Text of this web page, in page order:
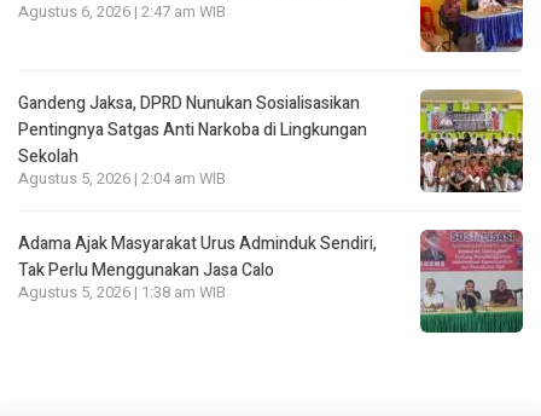
Agustus 6, 2026 | 2:47 am WIB
Gandeng Jaksa, DPRD Nunukan Sosialisasikan
Pentingnya Satgas Anti Narkoba di Lingkungan
Sekolah
Agustus 5, 2026 | 2:04 am WIB
Adama Ajak Masyarakat Urus Adminduk Sendiri,
Tak Perlu Menggunakan Jasa Calo
Agustus 5, 2026 | 1:38 am WIB